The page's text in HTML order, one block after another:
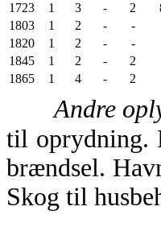
1723
1 3 - 2
1803
1 2 - -
1820
1 2 - -
1845
1 2 - 2
1865
1 4 - 2
Andre
til oprydning.
brændsel.
Skog til